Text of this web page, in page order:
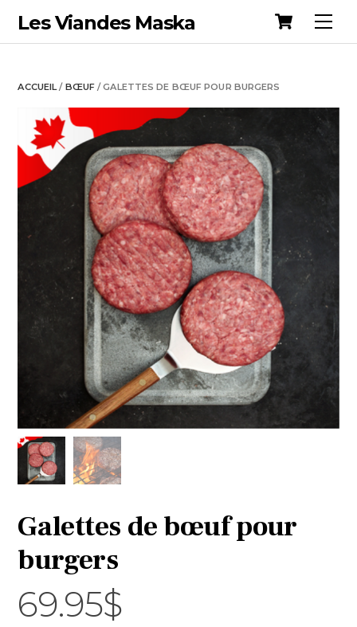
Cart
Les Viandes Maska
ACCUEIL/ BŒUF / GALETTES DE BŒUF POUR BURGERS
Galettes de bœuf pour
burgers
69.95$